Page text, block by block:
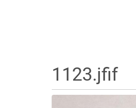
1123.jfif